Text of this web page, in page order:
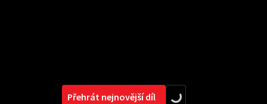
Přehrát nejnovější díl